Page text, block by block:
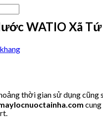
WATIO Xã
thời gian sử dụng cũng